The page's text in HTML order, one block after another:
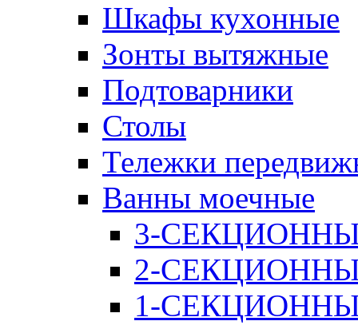
Шкафы кухонные
Зонты вытяжные
Подтоварники
Столы
Тележки
Ванны моечные
3-
2-
1-